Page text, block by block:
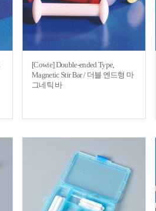
[Cowie] Double-ended Type,
Magnetic Stir Bar / 더블 엔드형 마
그네틱 바